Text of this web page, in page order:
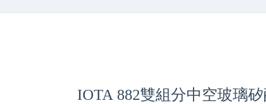
IOTA 882雙組分中空玻璃